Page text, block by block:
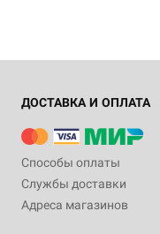
ДОСТАВКА И ОПЛАТА
Способы оплаты
Службы доставки
Адреса магазинов